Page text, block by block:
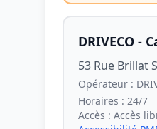
DRIVECO -
53 Rue Brillat
Opérateur :
Horaires : 24/7
Accès : Accès